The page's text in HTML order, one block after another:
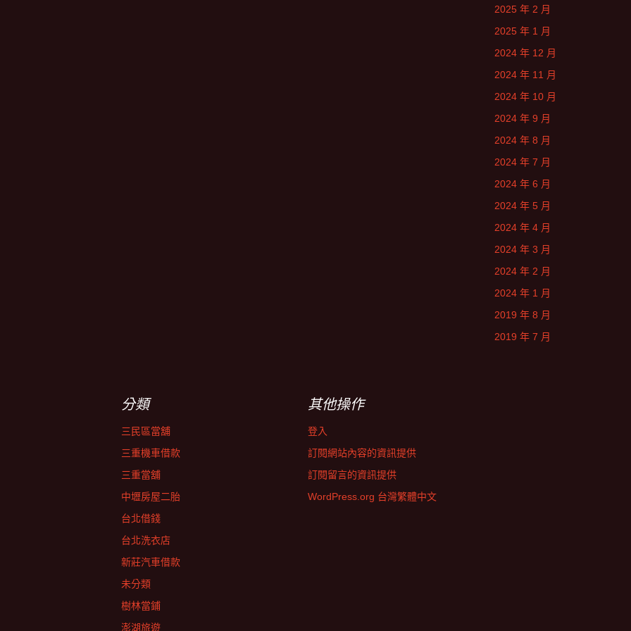
2025 年 2 月
2025 年 1 月
2024 年 12 月
2024 年 11 月
2024 年 10 月
2024 年 9 月
2024 年 8 月
2024 年 7 月
2024 年 6 月
2024 年 5 月
2024 年 4 月
2024 年 3 月
2024 年 2 月
2024 年 1 月
2019 年 8 月
2019 年 7 月
分類
三民區當舖
三重機車借款
三重當舖
中壢房屋二胎
台北借錢
台北洗衣店
新莊汽車借款
未分類
樹林當鋪
澎湖旅遊
其他操作
登入
訂閱網站內容的資訊提供
訂閱留言的資訊提供
WordPress.org 台灣繁體中文